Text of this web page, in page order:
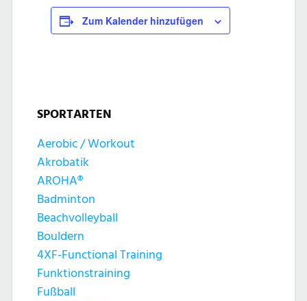
Zum Kalender hinzufügen
SPORTARTEN
Aerobic / Workout
Akrobatik
AROHA®
Badminton
Beachvolleyball
Bouldern
4XF-Functional Training
Funktionstraining
Fußball